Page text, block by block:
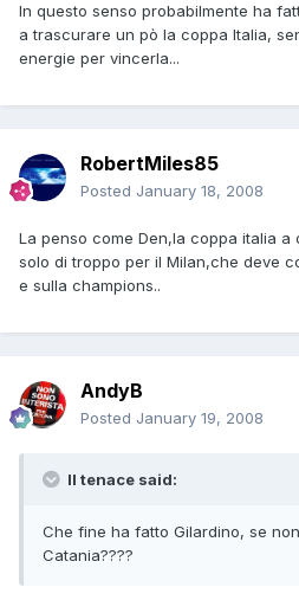
In questo senso probabilmente ha
a trascurare un pò la coppa Italia,
energie per vincerla...
RobertMiles85
Posted January 18, 2008
La penso come Den,la coppa italia
solo di troppo per il Milan,che deve
e sulla champions..
AndyB
Posted January 19, 2008
Il tenace said:
Che fine ha fatto Gilardino, se
Catania????